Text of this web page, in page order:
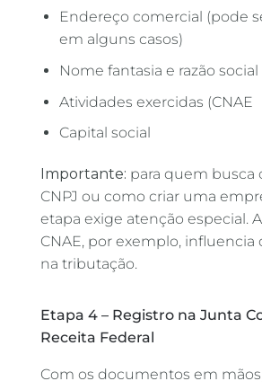
Endereço comercial (pode
em alguns casos)
Nome fantasia e razão social
Atividades exercidas (CNAE
Capital social
Importante: para quem busca
CNPJ ou como criar uma
etapa exige atenção especial.
CNAE, por exemplo,
na tributação.
Etapa 4 – Registro na Junta
Receita Federal
Com os documentos em